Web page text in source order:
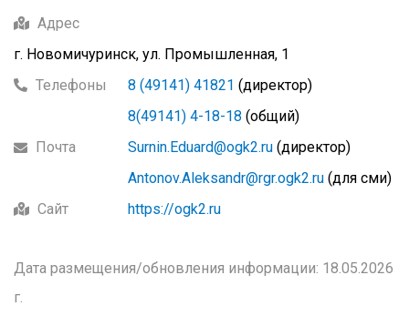
Адрес
г. Новомичуринск, ул. Промышленная, 1
Телефоны
8 (49141) 41821 (директор)
8(49141) 4-18-18 (общий)
Почта
Surnin.Eduard@ogk2.ru (директор)
Antonov.Aleksandr@rgr.ogk2.ru (для сми)
Сайт
https://ogk2.ru
Дата размещения/обновления информации: 18.05.2026
г.